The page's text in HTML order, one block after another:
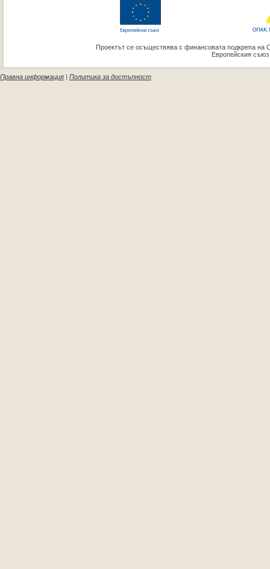
Проектът се осъществява с финансовата подкрепа на
Европейския
Правна информация | Политика за достъпност